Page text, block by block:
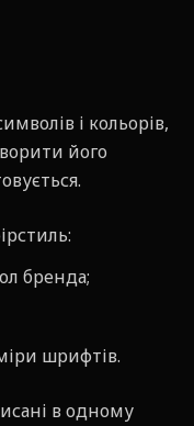
і кольорів,
його
бренда;
шрифтів.
в одному